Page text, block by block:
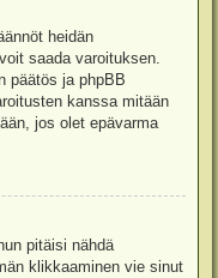
heidän
saada varoituksen.
päätös ja phpBB
kanssa mitään
jos olet epävarma
pitäisi nähdä
klikkaaminen vie sinut